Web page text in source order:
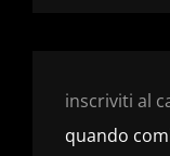
inscriviti al
quando